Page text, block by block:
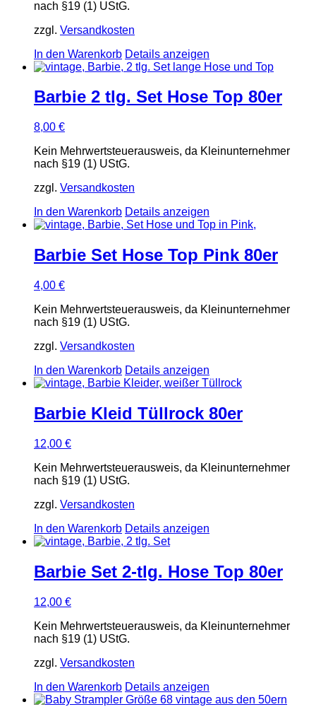
nach §19 (1) UStG.
zzgl. Versandkosten
In den Warenkorb Details anzeigen
Barbie 2 tlg. Set Hose Top 80er
8,00 €
Kein Mehrwertsteuerausweis, da Kleinunternehmer
nach §19 (1) UStG.
zzgl. Versandkosten
In den Warenkorb Details anzeigen
Barbie Set Hose Top Pink 80er
4,00 €
Kein Mehrwertsteuerausweis, da Kleinunternehmer
nach §19 (1) UStG.
zzgl. Versandkosten
In den Warenkorb Details anzeigen
Barbie Kleid Tüllrock 80er
12,00 €
Kein Mehrwertsteuerausweis, da Kleinunternehmer
nach §19 (1) UStG.
zzgl. Versandkosten
In den Warenkorb Details anzeigen
Barbie Set 2-tlg. Hose Top 80er
12,00 €
Kein Mehrwertsteuerausweis, da Kleinunternehmer
nach §19 (1) UStG.
zzgl. Versandkosten
In den Warenkorb Details anzeigen